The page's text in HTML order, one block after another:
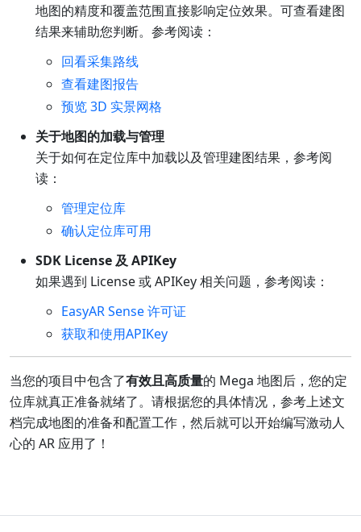
地图的精度和覆盖范围直接影响定位效果。可查看建图
结果来辅助您判断。参考阅读：
回看采集路线
查看建图报告
预览 3D 实景网格
关于地图的加载与管理
关于如何在定位库中加载以及管理建图结果，参考阅
读：
管理定位库
确认定位库可用
SDK License 及 APIKey
如果遇到 License 或 APIKey 相关问题，参考阅读：
EasyAR Sense 许可证
获取和使用APIKey
当您的项目中包含了有效且高质量的 Mega 地图后，您的定
位库就真正准备就绪了。请根据您的具体情况，参考上述文
档完成地图的准备和配置工作，然后就可以开始编写激动人
心的 AR 应用了！